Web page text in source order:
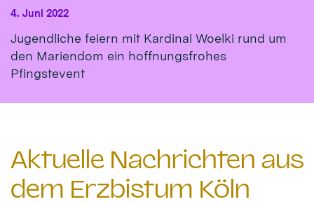
4. Juni 2022
Jugendliche feiern mit Kardinal Woelki rund um
den Mariendom ein hoffnungsfrohes
Pfingstevent
Aktuelle Nachrichten aus
dem Erzbistum Köln